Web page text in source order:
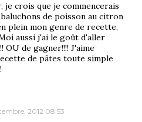
je crois que je commencerais
de poisson au citron
plein mon genre de recette,
aussi j'ai le goût d'aller
OU de gagner!!!! J'aime
de pâtes toute simple
2012 08:53